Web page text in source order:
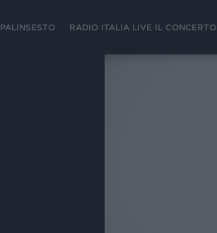
PALINSESTO RADIO ITALIA LIVE IL CONCERTO